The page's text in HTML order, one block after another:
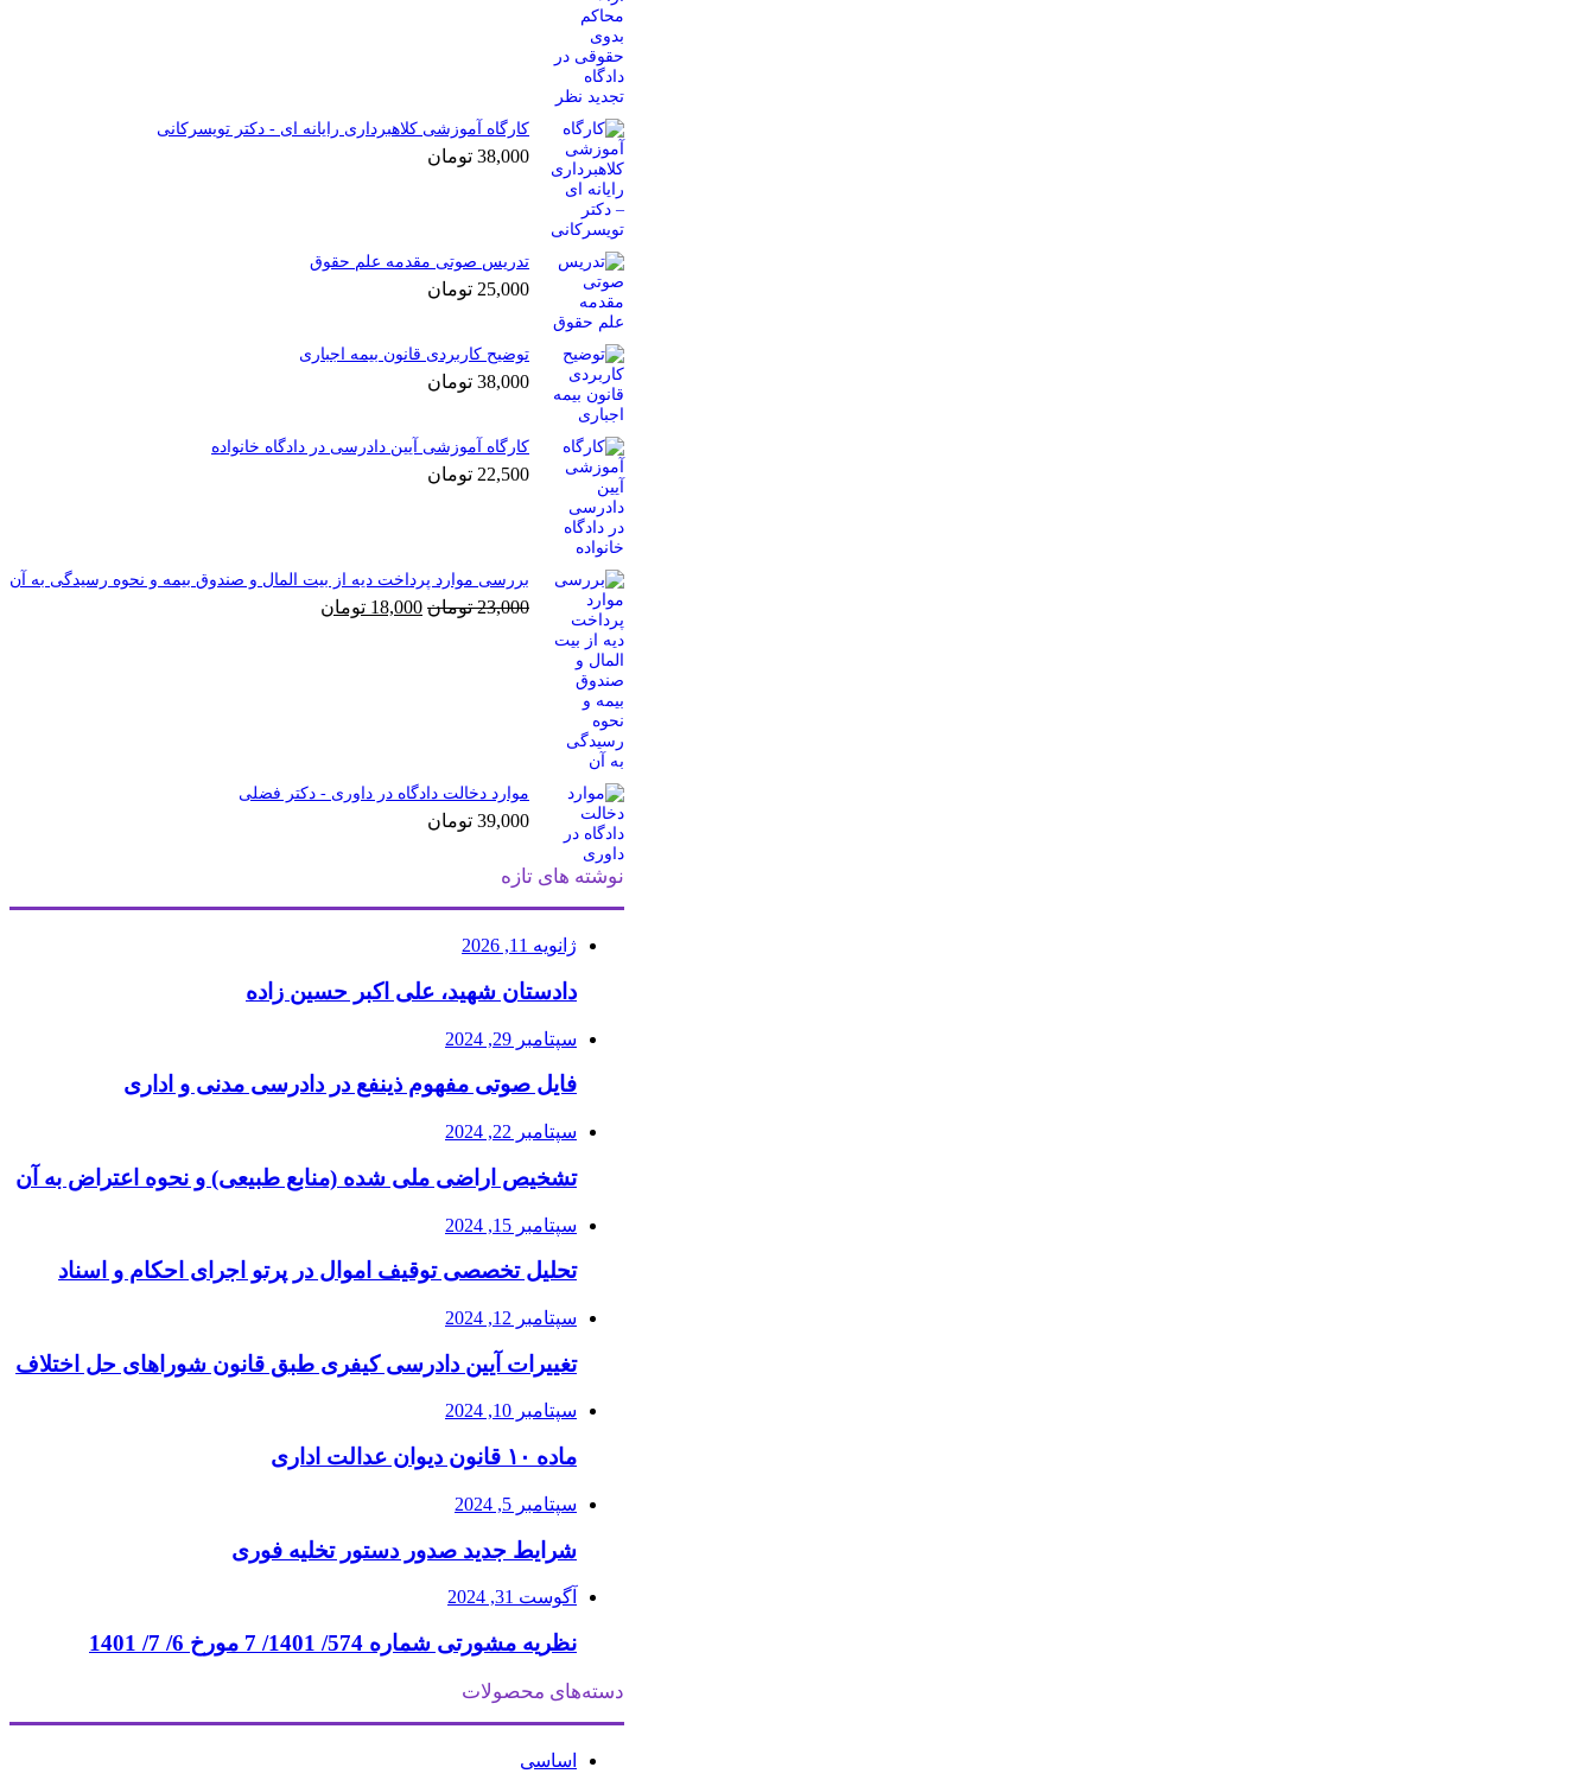
کارگاه آموزشی کلاهبرداری رایانه ای - دکتر تویسرکانی
38,000 تومان
تدریس صوتی مقدمه علم حقوق
25,000 تومان
توضیح کاربردی قانون بیمه اجباری
38,000 تومان
کارگاه آموزشی آیین دادرسی در دادگاه خانواده
22,500 تومان
بررسی موارد پرداخت دیه از بیت المال و صندوق بیمه و نحوه رسیدگی به آن
23,000 تومان قیمت
18,000 تومان
موارد دخالت دادگاه در داوری - دکتر فضلی
39,000 تومان
نوشته های تازه
ژانویه 11, 2026
دادستان شهید، علی اکبر حسین زاده
سپتامبر 29, 2024
فایل صوتی مفهوم ذینفع در دادرسی مدنی و اداری
سپتامبر 22, 2024
تشخیص اراضی ملی شده (منابع طبیعی) و نحوه اعتراض به آن
سپتامبر 15, 2024
تحلیل تخصصی توقیف اموال در پرتو اجرای احکام و اسناد
سپتامبر 12, 2024
تغییرات آیین دادرسی کیفری طبق قانون شوراهای حل اختلاف
سپتامبر 10, 2024
ماده ۱۰ قانون دیوان عدالت اداری
سپتامبر 5, 2024
شرایط جدید صدور دستور تخلیه فوری
آگوست 31, 2024
نظریه مشورتی شماره 574/ 1401/ 7 مورخ 6/ 7/ 1401
دسته‌های محصولات
اساسی